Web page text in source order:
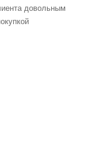
довольным